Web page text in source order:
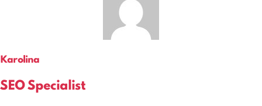
Karolina
SEO Specialist